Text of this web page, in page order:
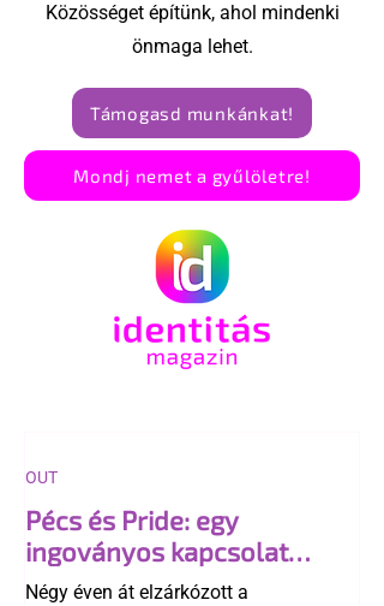
Közösséget építünk, ahol mindenki
önmaga lehet.
Támogasd munkánkat!
Mondj nemet a gyűlöletre!
Pécs és Pride: egy
ingoványos kapcsolat
története
Négy éven át elzárkózott a
OUT